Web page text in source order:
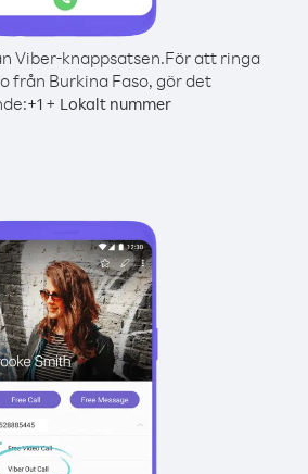
Viber-knappsatsen.För att ringa
från Burkina Faso, gör det
+1+ Lokalt nummer